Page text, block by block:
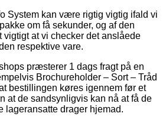
System kan være rigtig vigtig ifald vi
om få sekunder, og af den
vigtigt at vi checker det anslåede
respektive vare.
præsterer 1 dags fragt på en
Brochureholder – Sort – Tråd
bestillingen køres igennem før et
at de sandsynligvis kan nå at få de
lageransatte drager hjemad.